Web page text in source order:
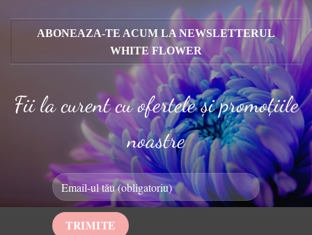
ABONEAZA-TE ACUM LA NEWSLETTERUL
WHITE FLOWER
Fii la curent cu ofertele și promoțiile
noastre